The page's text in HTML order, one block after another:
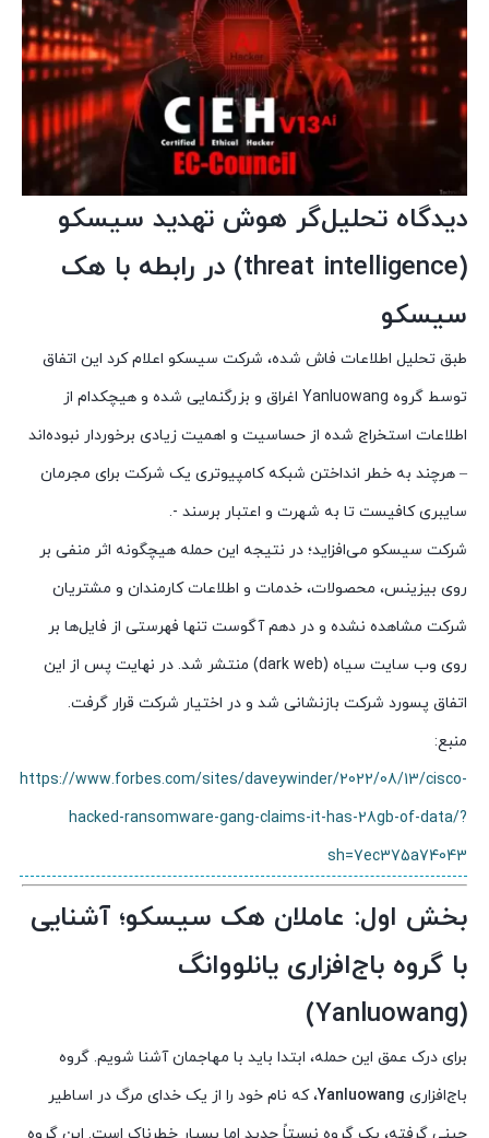
دیدگاه تحلیل‌گر هوش تهدید سیسکو
(threat intelligence) در رابطه با هک
سیسکو
طبق تحلیل اطلاعات فاش شده، شرکت سیسکو اعلام کرد این اتفاق
توسط گروه Yanluowang اغراق و بزرگنمایی شده و هیچکدام از
اطلاعات استخراج شده از حساسیت و اهمیت زیادی برخوردار نبوده‌اند
– هرچند به خطر انداختن شبکه کامپیوتری یک شرکت برای مجرمان
سایبری کافیست تا به شهرت و اعتبار برسند -.
شرکت سیسکو می‌افزاید؛ در نتیجه این حمله هیچگونه اثر منفی بر
روی بیزینس، محصولات، خدمات و اطلاعات کارمندان و مشتریان
شرکت مشاهده نشده و در دهم آگوست تنها فهرستی از فایل‌ها بر
روی وب سایت سیاه (dark web) منتشر شد. در نهایت پس از این
اتفاق پسورد شرکت بازنشانی شد و در اختیار شرکت قرار گرفت.
منبع:
https://www.forbes.com/sites/daveywinder/2022/08/13/cisco-
hacked-ransomware-gang-claims-it-has-28gb-of-data/?
sh=7ec375a74043
بخش اول: عاملان هک سیسکو؛ آشنایی
با گروه باج‌افزاری یانلووانگ
(Yanluowang)
برای درک عمق این حمله، ابتدا باید با مهاجمان آشنا شویم. گروه
باج‌افزاری Yanluowang، که نام خود را از یک خدای مرگ در اساطیر